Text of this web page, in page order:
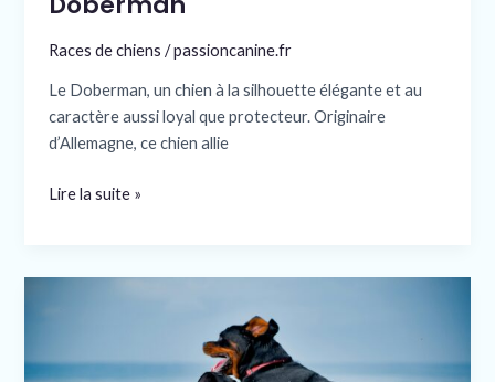
Races de chiens /passioncanine.fr
Le Doberman, un chien à la silhouette élégante et au
caractère aussi loyal que protecteur. Originaire
d’Allemagne, ce chien allie
Lire la suite »